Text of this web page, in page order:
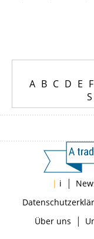
A B C D E F
S
| i |
Über uns |